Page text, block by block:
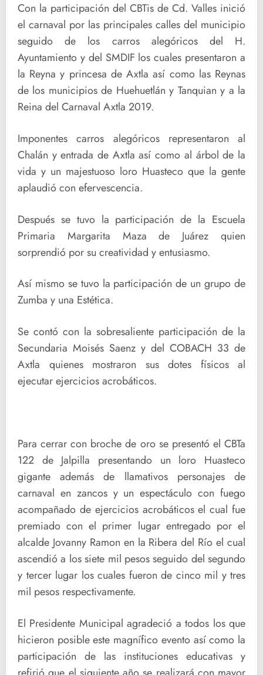
Con la participación del CBTis de Cd. Valles inició
el carnaval por las principales calles del municipio
seguido de los carros alegóricos del H.
Ayuntamiento y del SMDIF los cuales presentaron a
la Reyna y princesa de Axtla así como las Reynas
de los municipios de Huehuetlán y Tanquian y a la
Reina del Carnaval Axtla 2019.
Imponentes carros alegóricos representaron al
Chalán y entrada de Axtla así como al árbol de la
vida y un majestuoso loro Huasteco que la gente
aplaudió con efervescencia.
Después se tuvo la participación de la Escuela
Primaria Margarita Maza de Juárez quien
sorprendió por su creatividad y entusiasmo.
Así mismo se tuvo la participación de un grupo de
Zumba y una Estética.
Se contó con la sobresaliente participación de la
Secundaria Moisés Saenz y del COBACH 33 de
Axtla quienes mostraron sus dotes físicos al
ejecutar ejercicios acrobáticos.
Para cerrar con broche de oro se presentó el CBTa
122 de Jalpilla presentando un loro Huasteco
gigante además de llamativos personajes de
carnaval en zancos y un espectáculo con fuego
acompañado de ejercicios acrobáticos el cual fue
premiado con el primer lugar entregado por el
alcalde Jovanny Ramon en la Ribera del Río el cual
ascendió a los siete mil pesos seguido del segundo
y tercer lugar los cuales fueron de cinco mil y tres
mil pesos respectivamente.
El Presidente Municipal agradeció a todos los que
hicieron posible este magnífico evento así como la
participación de las instituciones educativas y